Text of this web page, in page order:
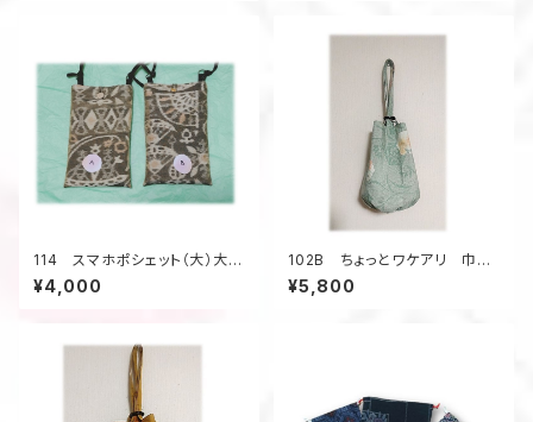
114 スマホポシェット（大）大島
紬 サコッシュ ポケット スマ
ートフォン
¥4,000
102B ちょっとワケアリ 巾
着 トート バケツ型 大島紬
リメイク 春色 亀甲柄 ウッ
¥5,800